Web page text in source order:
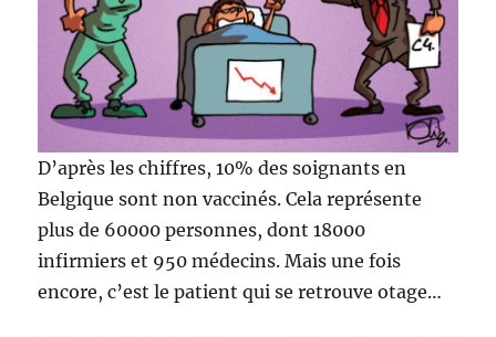
D’après les chiffres, 10% des soignants en
Belgique sont non vaccinés. Cela représente
plus de 60000 personnes, dont 18000
infirmiers et 950 médecins. Mais une fois
encore, c’est le patient qui se retrouve otage…